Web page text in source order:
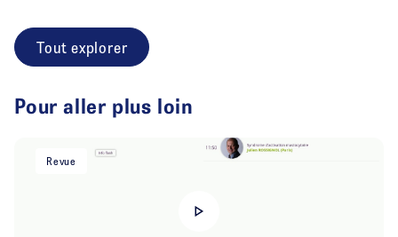
Tout explorer
Pour aller plus loin
Revue